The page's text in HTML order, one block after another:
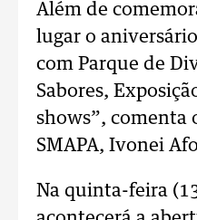
Além de
lugar o
com Parque de
Sabores,
shows”, comenta
SMAPA, Ivonei
Na quinta-feira